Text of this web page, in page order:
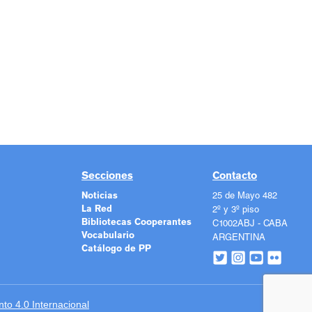
Secciones
Noticias
La Red
Bibliotecas Cooperantes
Vocabulario
Catálogo de PP
Contacto
25 de Mayo 482
2º y 3º piso
C1002ABJ - CABA
ARGENTINA
4.0 Internacional